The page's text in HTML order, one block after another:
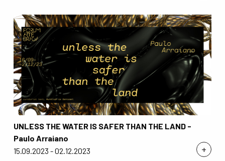
+
UNLESS THE WATER IS SAFER THAN THE LAND -
Paulo Arraiano
15.09.2023 - 02.12.2023